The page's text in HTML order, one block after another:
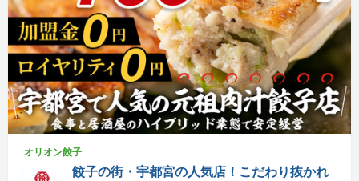
オリオン餃子
餃子の街・宇都宮の人気店！こだわり抜かれ